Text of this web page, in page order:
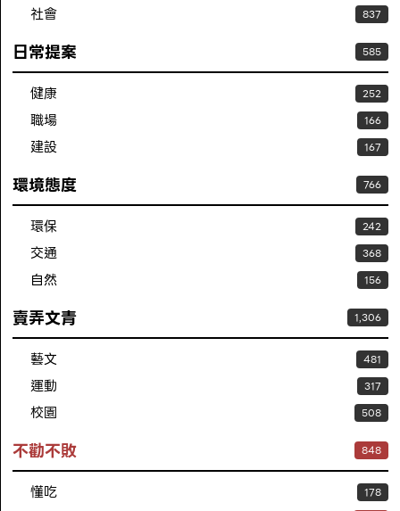
社會 837
日常提案 585
健康 252
職場 166
建設 167
環境態度 766
環保 242
交通 368
自然 156
賣弄文青 1,306
藝文 481
運動 317
校園 508
不勸不敗 848
懂吃 178